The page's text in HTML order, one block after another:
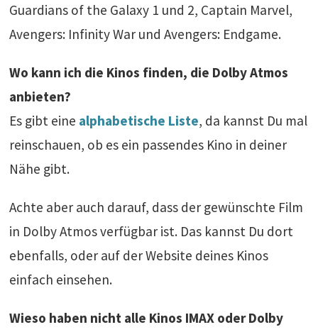
Guardians of the Galaxy 1 und 2, Captain Marvel,
Avengers: Infinity War und Avengers: Endgame.
Wo kann ich die Kinos finden, die Dolby Atmos
anbieten?
Es gibt eine alphabetische Liste, da kannst Du mal
reinschauen, ob es ein passendes Kino in deiner
Nähe gibt.
Achte aber auch darauf, dass der gewünschte Film
in Dolby Atmos verfügbar ist. Das kannst Du dort
ebenfalls, oder auf der Website deines Kinos
einfach einsehen.
Wieso haben nicht alle Kinos IMAX oder Dolby